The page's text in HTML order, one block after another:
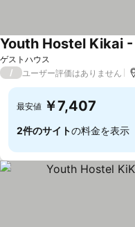
ゲストハウス
Youth Hostel Kikai
/ ユーザー評価はありません
最安値 ￥7,407
2件のサイトの料金を表示